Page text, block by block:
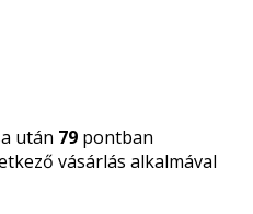
után 79 pontban
vásárlás alkalmával